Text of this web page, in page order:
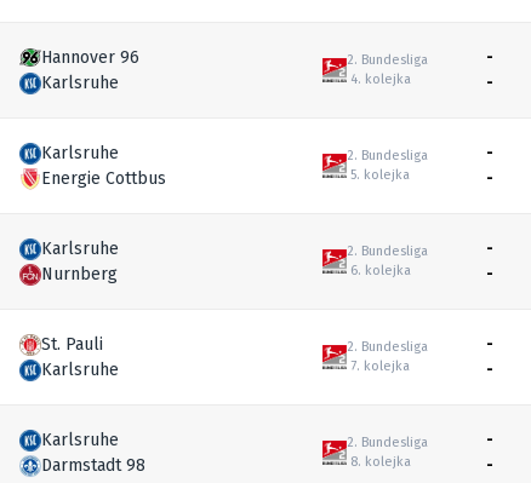
Hannover 96
Karlsruhe
2. Bundesliga
4. kolejka
-
-
Karlsruhe
Energie Cottbus
2. Bundesliga
5. kolejka
-
-
Karlsruhe
Nurnberg
2. Bundesliga
6. kolejka
-
-
St. Pauli
Karlsruhe
2. Bundesliga
7. kolejka
-
-
Karlsruhe
Darmstadt 98
2. Bundesliga
8. kolejka
-
-